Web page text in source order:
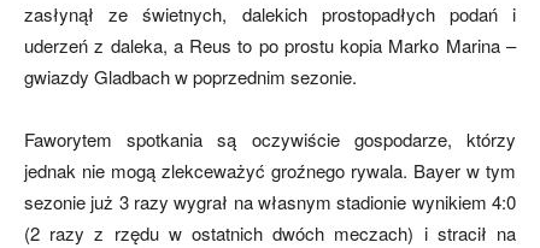
zasłynął ze świetnych, dalekich prostopadłych podań i
uderzeń z daleka, a Reus to po prostu kopia Marko Marina –
gwiazdy Gladbach w poprzednim sezonie.
Faworytem spotkania są oczywiście gospodarze, którzy
jednak nie mogą zlekceważyć groźnego rywala. Bayer w tym
sezonie już 3 razy wygrał na własnym stadionie wynikiem 4:0
(2 razy z rzędu w ostatnich dwóch meczach) i stracił na